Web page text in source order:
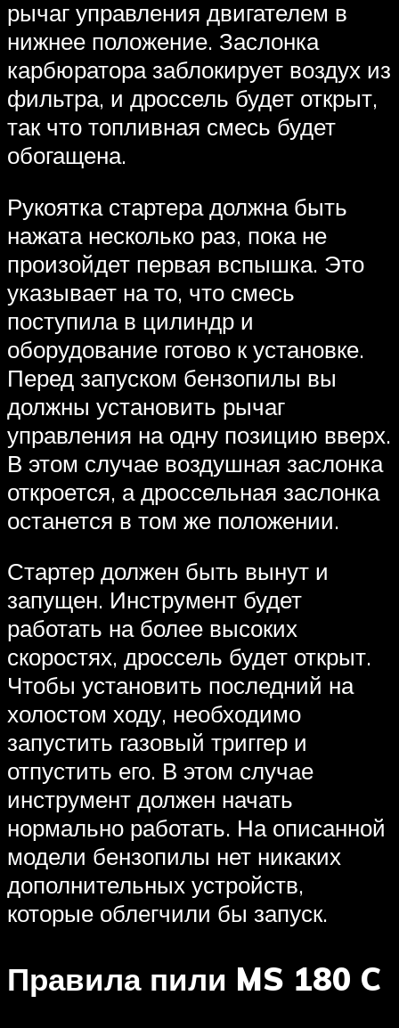
рычаг управления двигателем в
нижнее положение. Заслонка
карбюратора заблокирует воздух из
фильтра, и дроссель будет открыт,
так что топливная смесь будет
обогащена.
Рукоятка стартера должна быть
нажата несколько раз, пока не
произойдет первая вспышка. Это
указывает на то, что смесь
поступила в цилиндр и
оборудование готово к установке.
Перед запуском бензопилы вы
должны установить рычаг
управления на одну позицию вверх.
В этом случае воздушная заслонка
откроется, а дроссельная заслонка
останется в том же положении.
Стартер должен быть вынут и
запущен. Инструмент будет
работать на более высоких
скоростях, дроссель будет открыт.
Чтобы установить последний на
холостом ходу, необходимо
запустить газовый триггер и
отпустить его. В этом случае
инструмент должен начать
нормально работать. На описанной
модели бензопилы нет никаких
дополнительных устройств,
которые облегчили бы запуск.
Правила пили MS 180 C